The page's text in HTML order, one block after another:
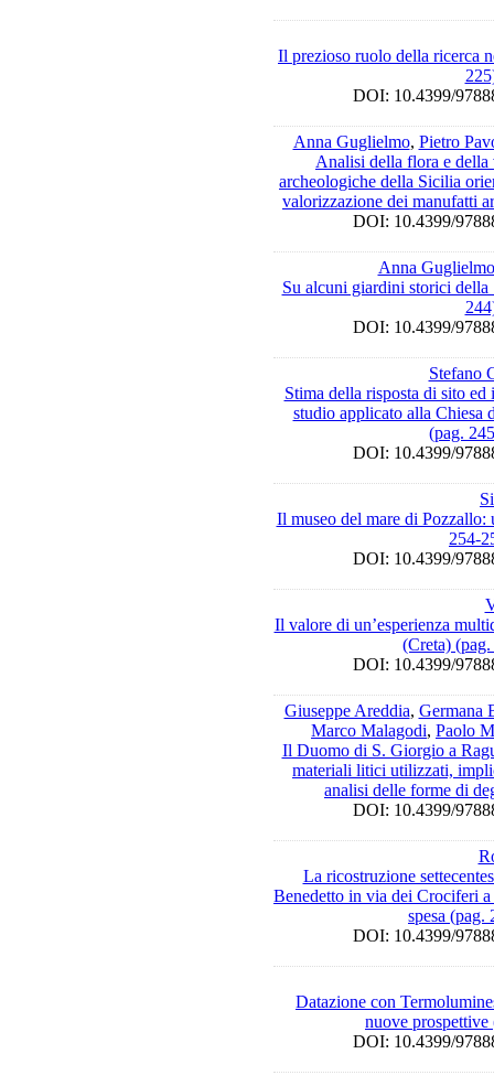
Il prezioso ruolo della ricerca
DOI: 10.4399/
Anna Guglielmo, Pietro
Analisi della flora e della
archeologiche della Sicilia
valorizzazione dei manufatti
DOI: 10.4399/
Anna Guglielmo
Su alcuni giardini storici
DOI: 10.4399/
Stefano
Stima della risposta di sito
studio applicato alla Chiesa
(pag.
DOI: 10.4399/
Il museo del mare di Pozzallo:
254-
DOI: 10.4399/
Il valore di un’esperienza
(Creta)
DOI: 10.4399/
Giuseppe Areddia, Germana
Marco Malagodi, Paolo
Il Duomo di S. Giorgio a
materiali litici utilizzati,
analisi delle forme di
DOI: 10.4399/
La ricostruzione
Benedetto in via dei Crociferi
spesa (pag.
DOI: 10.4399/
Datazione con
nuove
DOI: 10.4399/